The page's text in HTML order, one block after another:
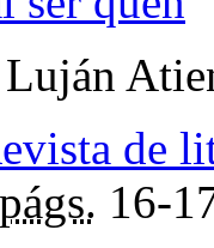
de
págs. 16-